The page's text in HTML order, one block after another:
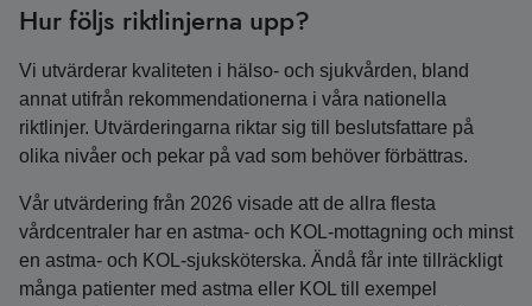
Hur följs riktlinjerna upp?
Vi utvärderar kvaliteten i hälso- och sjukvården, bland
annat utifrån rekommendationerna i våra nationella
riktlinjer. Utvärderingarna riktar sig till beslutsfattare på
olika nivåer och pekar på vad som behöver förbättras.
Vår utvärdering från 2026 visade att de allra flesta
vårdcentraler har en astma- och KOL-mottagning och minst
en astma- och KOL-sjuksköterska. Ändå får inte tillräckligt
många patienter med astma eller KOL till exempel